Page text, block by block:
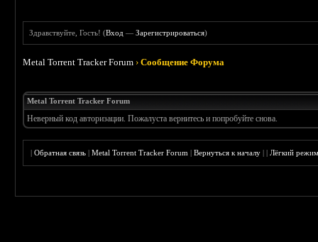
Здравствуйте, Гость! (Вход —Зарегистрироваться)
Metal Torrent Tracker Forum ›Сообщение Форума
Metal Torrent Tracker Forum
Неверный код авторизации. Пожалуста вернитесь и попробуйте снова.
|Обратная связь |Metal Torrent Tracker Forum |Вернуться к началу ||Лёгкий